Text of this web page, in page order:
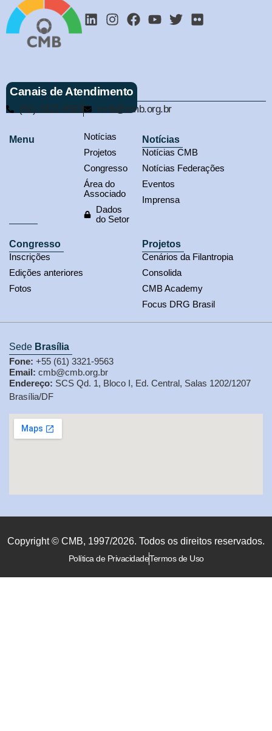
Canais de Atendimento
(61) 3321-9563 cmb@cmb.org.br
Menu
Notícias
Projetos
Congresso
Área do
Associado
Dados
do Setor
Notícias
Notícias CMB
Notícias Federações
Eventos
Imprensa
Congresso
Inscrições
Edições anteriores
Fotos
Projetos
Cenários da Filantropia
Consolida
CMB Academy
Focus DRG Brasil
Sede Brasília
Fone: +55 (61) 3321-9563
Email: cmb@cmb.org.br
Endereço: SCS Qd. 1, Bloco I, Ed. Central, Salas 1202/1207
Brasília/DF
Copyright © CMB, 1997/2026. Todos os direitos reservados.
Política de PrivacidadeTermos de Uso